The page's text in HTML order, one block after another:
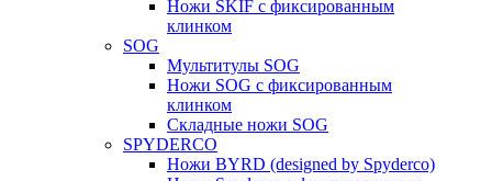
Ножи SKIF с фиксированным
клинком
SOG
Мультитулы SOG
Ножи SOG с фиксированным
клинком
Складные ножи SOG
SPYDERCO
Ножи BYRD (designed by Spyderco)